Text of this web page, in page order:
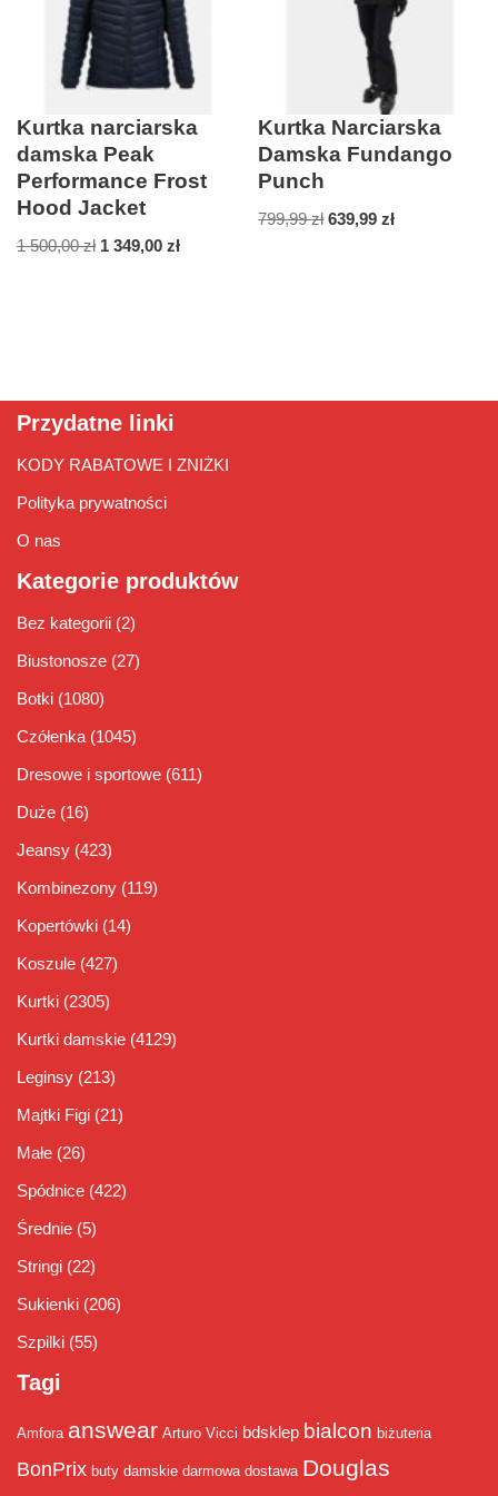
Kurtka narciarska
damska Peak
Performance Frost
Hood Jacket
1 500,00zł 1 349,00 zł
Kurtka Narciarska
Damska Fundango
Punch
799,99zł 639,99zł
Przydatne linki
KODY RABATOWE I ZNIŻKI
Polityka prywatności
O nas
Kategorie produktów
Bez kategorii (2)
Biustonosze (27)
Botki (1080)
Czółenka (1045)
Dresowe i sportowe (611)
Duże (16)
Jeansy (423)
Kombinezony (119)
Kopertówki (14)
Koszule (427)
Kurtki (2305)
Kurtki damskie (4129)
Leginsy (213)
Majtki Figi (21)
Małe (26)
Spódnice (422)
Średnie (5)
Stringi (22)
Sukienki (206)
Szpilki (55)
Tagi
Amfora answear Arturo Vicci bdsklep bialcon biżuteria
BonPrix buty damskie darmowa dostawa Douglas